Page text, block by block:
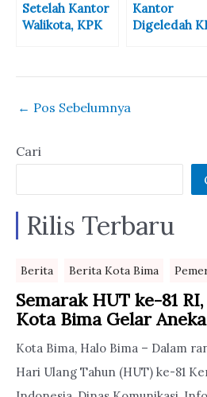
Setelah Kantor
Walikota, KPK
Kantor
Digeledah
← Pos Sebelumnya
Cari
Rilis Terbaru
Berita Berita Kota Bima
Semarak HUT ke-81
Kota Bima Gelar
Kota Bima, Halo Bima – Dalam
Hari Ulang Tahun (HUT) ke-81